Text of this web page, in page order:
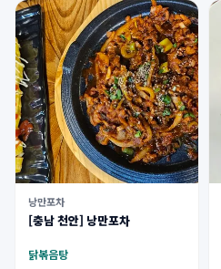
낭만포차
[충남 천안] 낭만포차
닭볶음탕